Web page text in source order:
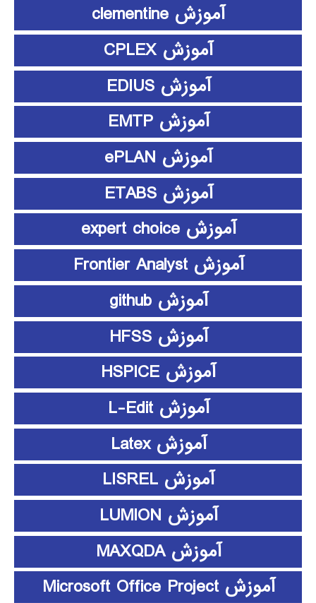
آموزش clementine
آموزش CPLEX
آموزش EDIUS
آموزش EMTP
آموزش ePLAN
آموزش ETABS
آموزش expert choice
آموزش Frontier Analyst
آموزش github
آموزش HFSS
آموزش HSPICE
آموزش L-Edit
آموزش Latex
آموزش LISREL
آموزش LUMION
آموزش MAXQDA
آموزش Microsoft Office Project